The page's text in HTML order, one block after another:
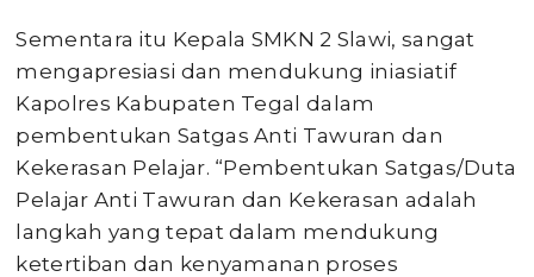
Sementara itu Kepala SMKN 2 Slawi, sangat
mengapresiasi dan mendukung iniasiatif
Kapolres Kabupaten Tegal dalam
pembentukan Satgas Anti Tawuran dan
Kekerasan Pelajar. “Pembentukan Satgas/Duta
Pelajar Anti Tawuran dan Kekerasan adalah
langkah yang tepat dalam mendukung
ketertiban dan kenyamanan proses